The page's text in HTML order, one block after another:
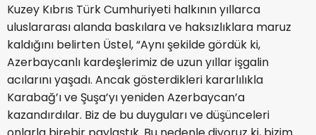
Kuzey Kıbrıs Türk Cumhuriyeti halkının yıllarca
uluslararası alanda baskılara ve haksızlıklara maruz
kaldığını belirten Üstel, “Aynı şekilde gördük ki,
Azerbaycanlı kardeşlerimiz de uzun yıllar işgalin
acılarını yaşadı. Ancak gösterdikleri kararlılıkla
Karabağ’ı ve Şuşa’yı yeniden Azerbaycan’a
kazandırdılar. Biz de bu duyguları ve düşünceleri